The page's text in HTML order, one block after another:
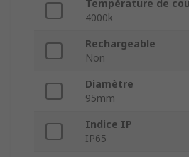
Température de
4000k
Rechargeable
Non
Diamètre
95mm
Indice IP
IP65